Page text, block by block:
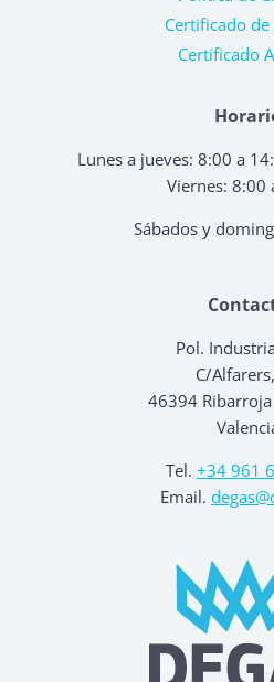
Pol.
C/
46394
Tel. +34 961
Email.
Lunes a jueves: 8:00 a
Viernes: 8:00
Sábados y
Certificado de
Certificado